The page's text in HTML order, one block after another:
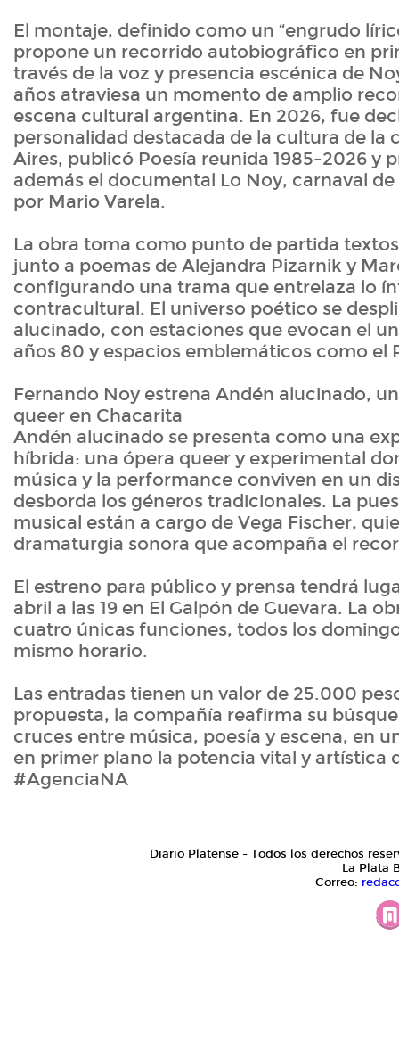
El montaje, definido como un “engrudo
propone un recorrido autobiográfico en
través de la voz y presencia escénica de
años atraviesa un momento de amplio
escena cultural argentina. En 2026, fue
personalidad destacada de la cultura de la
Aires, publicó Poesía reunida 1985-2026 y
además el documental Lo Noy, carnaval
por Mario Varela.
La obra toma como punto de partida
junto a poemas de Alejandra Pizarnik y
configurando una trama que entrelaza lo
contracultural. El universo poético se
alucinado, con estaciones que evocan el
años 80 y espacios emblemáticos como el
Fernando Noy estrena Andén alucinado,
queer en Chacarita
Andén alucinado se presenta como una
híbrida: una ópera queer y experimental
música y la performance conviven en un
desborda los géneros tradicionales. La
musical están a cargo de Vega Fischer,
dramaturgia sonora que acompaña el
El estreno para público y prensa tendrá
abril a las 19 en El Galpón de Guevara. La
cuatro únicas funciones, todos los
mismo horario.
Las entradas tienen un valor de 25.000
propuesta, la compañía reafirma su
cruces entre música, poesía y escena, en
en primer plano la potencia vital y artística
#AgenciaNA
Diario Platense - Todos los derechos
La Plata
Correo: